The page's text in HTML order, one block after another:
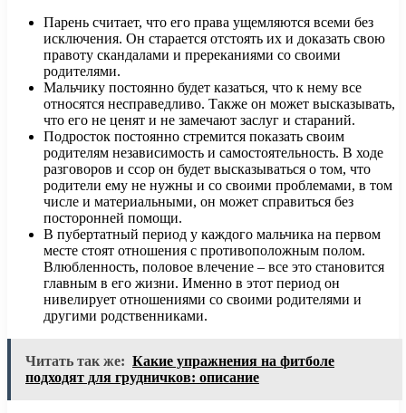
Парень считает, что его права ущемляются всеми без
исключения. Он старается отстоять их и доказать свою
правоту скандалами и пререканиями со своими
родителями.
Мальчику постоянно будет казаться, что к нему все
относятся несправедливо. Также он может высказывать,
что его не ценят и не замечают заслуг и стараний.
Подросток постоянно стремится показать своим
родителям независимость и самостоятельность. В ходе
разговоров и ссор он будет высказываться о том, что
родители ему не нужны и со своими проблемами, в том
числе и материальными, он может справиться без
посторонней помощи.
В пубертатный период у каждого мальчика на первом
месте стоят отношения с противоположным полом.
Влюбленность, половое влечение – все это становится
главным в его жизни. Именно в этот период он
нивелирует отношениями со своими родителями и
другими родственниками.
Читать так же: Какие упражнения на фитболе
подходят для грудничков: описание